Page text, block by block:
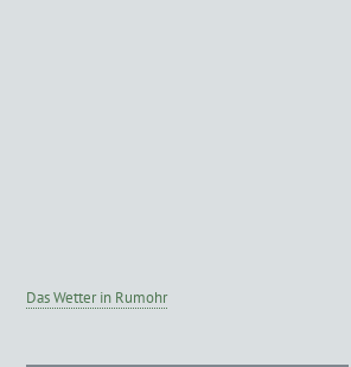
Das Wetter in Rumohr